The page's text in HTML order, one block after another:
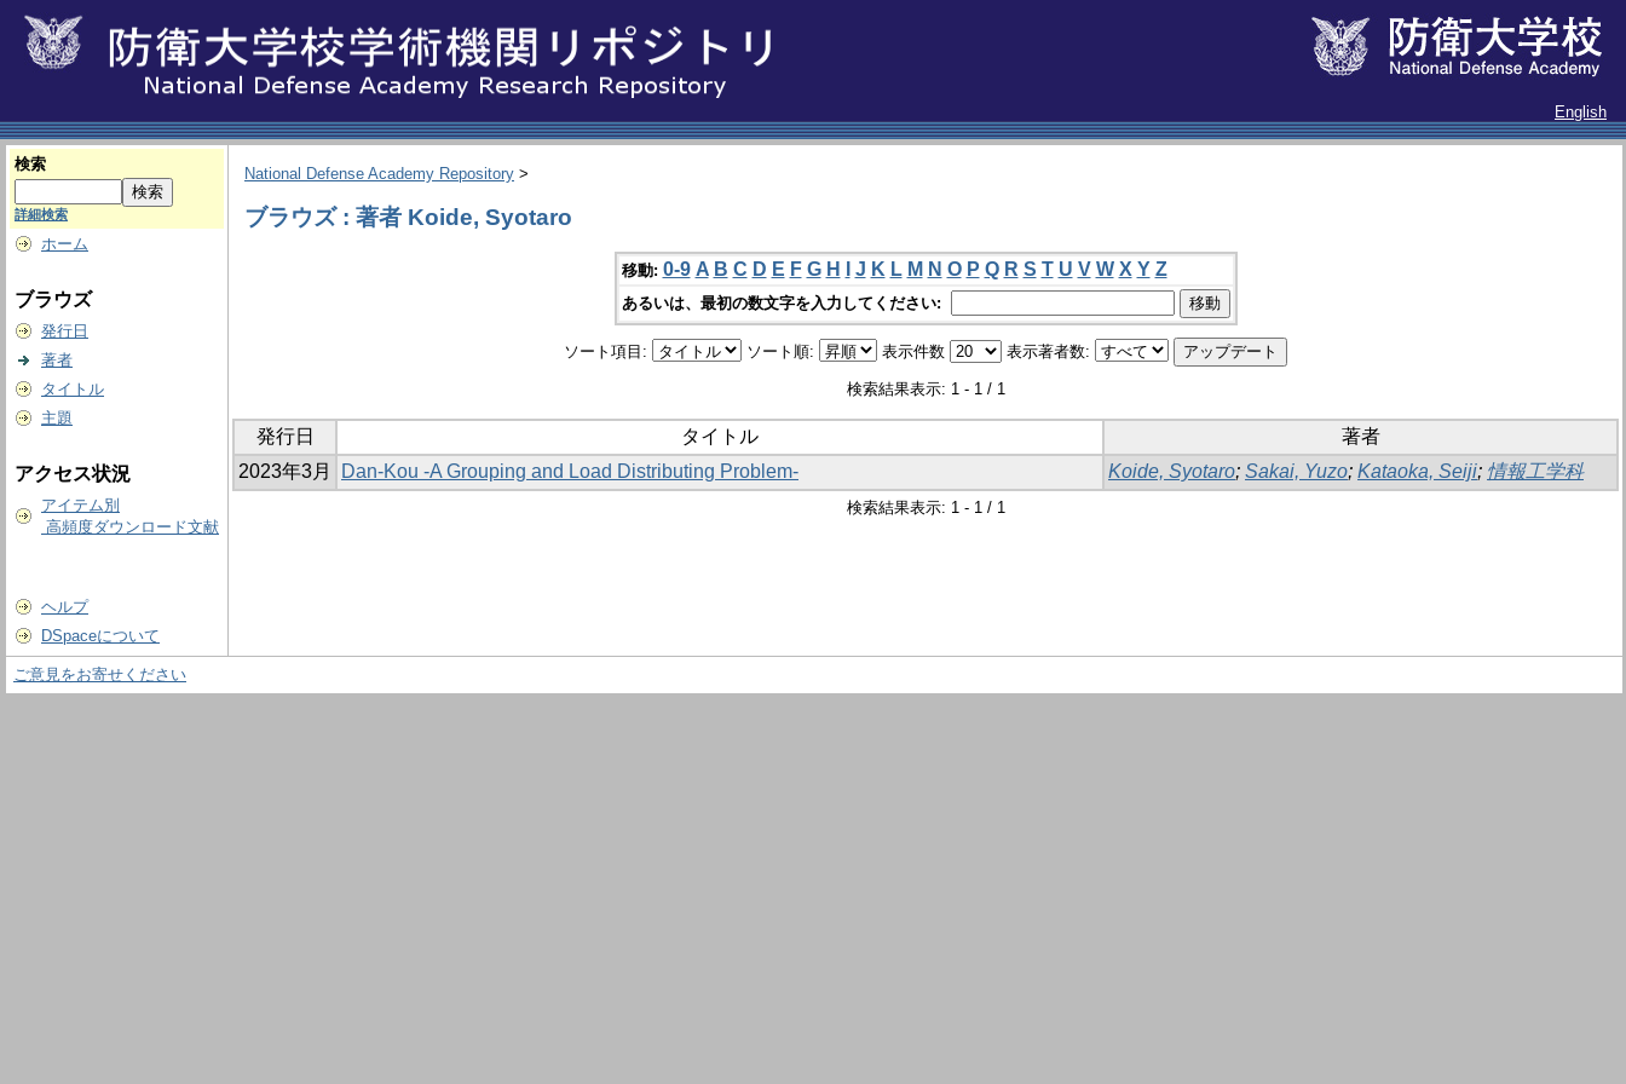
English
検索
詳細検索
ホーム
ブラウズ
発行日
著者
タイトル
主題
アクセス状況
アイテム別
高頻度ダウンロード文献
ヘルプ
DSpaceについて
National Defense Academy Repository >
ブラウズ : 著者 Koide, Syotaro
移動: 0-9 A B C D E F G H J K L M N O P Q R S T U V W X Y Z
あるいは、最初の数文字を入力してください:
ソート項目: ソート順: 表示件数 表示著者数:
検索結果表示: 1 - 1 / 1
発行日 タイトル
著者
2023年3月
Dan-Kou -A Grouping and Load Distributing Problem- Koide, Syotaro; Sakai, Yuzo; Kataoka, Seiji; 情報工学科
検索結果表示: 1 - 1 / 1
ご意見をお寄せください